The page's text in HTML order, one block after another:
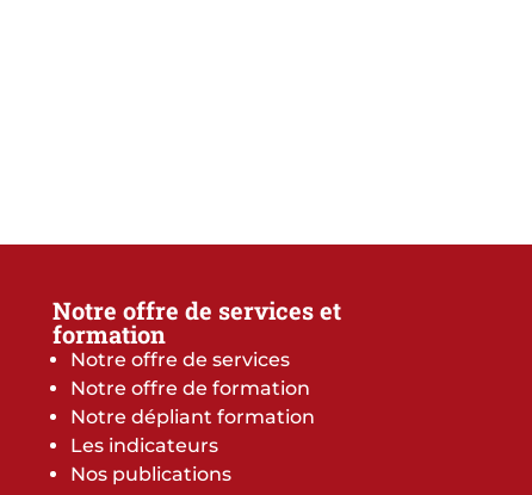
Notre offre de services et
formation
Notre offre de services
Notre offre de formation
Notre dépliant formation
Les indicateurs
Nos publications